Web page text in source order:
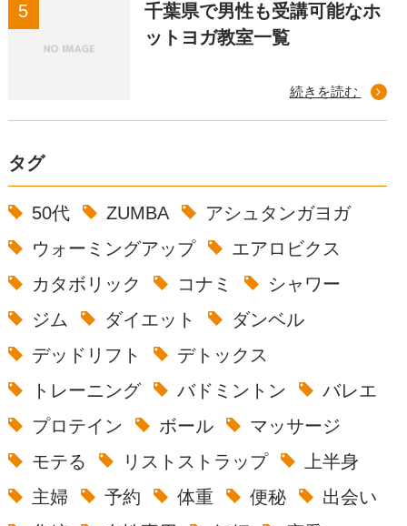
千葉県で男性も受講可能なホ
ットヨガ教室一覧
続きを読む
タグ
50代 ZUMBA
アシュタンガヨガ
ウォーミングアップ
エアロビクス
カタボリック
コナミ
シャワー
ジム
ダイエット
ダンベル
デッドリフト
デトックス
トレーニング
バドミントン
バレエ
プロテイン
ボール
マッサージ
モテる
リストストラップ
上半身
主婦
予約 体重 便秘
出会い